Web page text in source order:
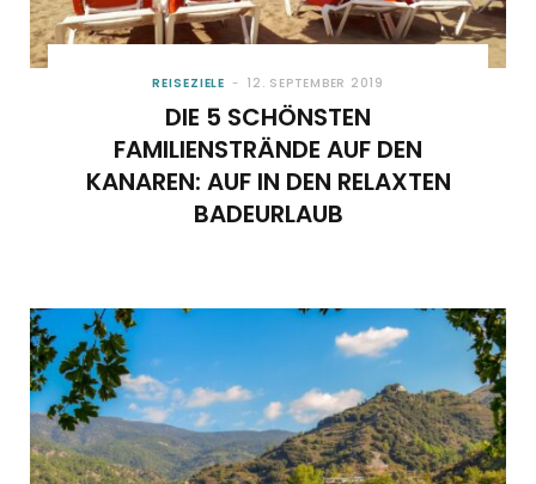
REISEZIELE 12. SEPTEMBER 2019
DIE 5 SCHÖNSTEN
FAMILIENSTRÄNDE AUF DEN
KANAREN: AUF IN DEN RELAXTEN
BADEURLAUB